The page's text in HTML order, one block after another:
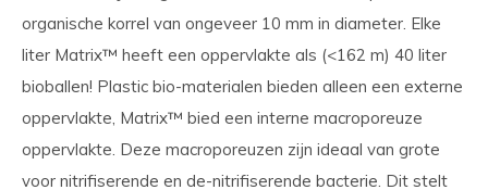
organische korrel van ongeveer 10 mm in diameter. Elke
liter Matrix™ heeft een oppervlakte als (<162 m) 40 liter
bioballen! Plastic bio-materialen bieden alleen een externe
oppervlakte, Matrix™ bied een interne macroporeuze
oppervlakte. Deze macroporeuzen zijn ideaal van grote
voor nitrifiserende en de-nitrifiserende bacterie. Dit stelt